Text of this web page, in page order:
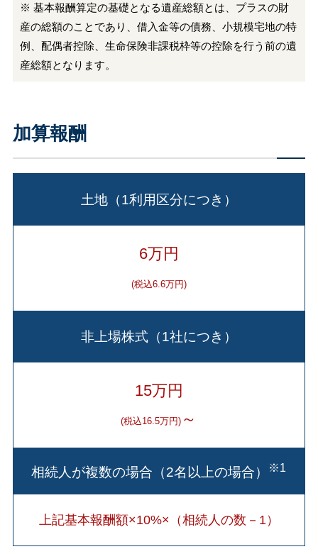
※ 基本報酬算定の基礎となる遺産総額とは、プラスの財
産の総額のことであり、借入金等の債務、小規模宅地の特
例、配偶者控除、生命保険非課税枠等の控除を行う前の遺
産総額となります。
加算報酬
土地（1利用区分につき）
6万円
(税込6.6万円)
非上場株式（1社につき）
15万円
(税込16.5万円) ～
相続人が複数の場合（2名以上の場合） ※1
上記基本報酬額×10%×（相続人の数－1）